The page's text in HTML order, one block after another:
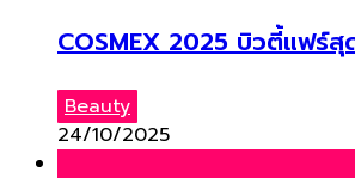
COSMEX 2025 บิวตี้แฟร์
Beauty
24/10/2025